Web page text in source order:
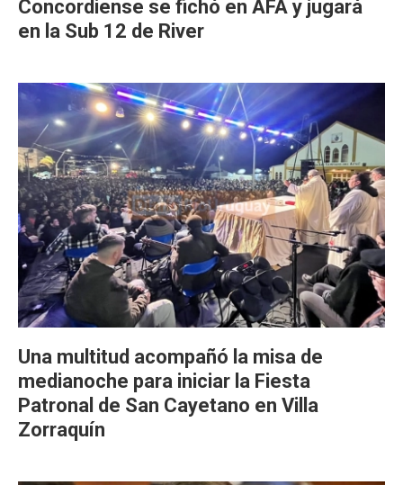
Concordiense se fichó en AFA y jugará
en la Sub 12 de River
Una multitud acompañó la misa de
medianoche para iniciar la Fiesta
Patronal de San Cayetano en Villa
Zorraquín